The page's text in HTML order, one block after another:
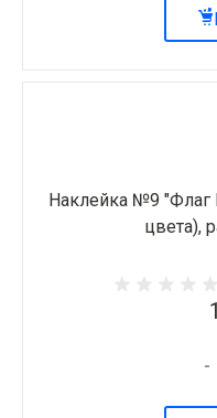
Наклейка №9 "Флаг
цвета),
-